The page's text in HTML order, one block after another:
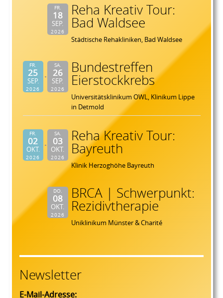
FR.
18
SEP.
2026
Reha Kreativ Tour:
Bad Waldsee
Städtische Rehakliniken, Bad Waldsee
FR.
25
SEP.
2026
SA.
26
SEP.
2026
Bundestreffen
Eierstockkrebs
Universitätsklinikum OWL, Klinikum Lippe
in Detmold
FR.
02
OKT.
2026
SA.
03
OKT.
2026
Reha Kreativ Tour:
Bayreuth
Klinik Herzoghöhe Bayreuth
DO.
08
OKT.
2026
BRCA | Schwerpunkt:
Rezidivtherapie
Uniklinikum Münster & Charité
Newsletter
E-Mail-Adresse: